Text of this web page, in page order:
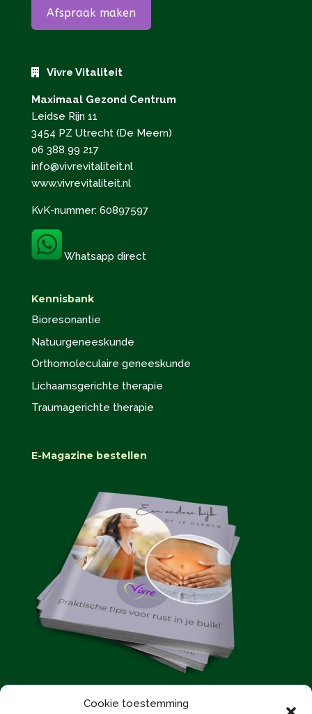
Cookie toestemming
Afspraak maken
Vivre Vitaliteit
Maximaal Gezond Centrum
Leidse Rijn 11
3454 PZ Utrecht (De Meern)
06 388 99 217
info@vivrevitaliteit.nl
www.vivrevitaliteit.nl
KvK-nummer: 60897597
Whatsapp direct
Kennisbank
Bioresonantie
Natuurgeneeskunde
Orthomoleculaire geneeskunde
Lichaamsgerichte therapie
Traumagerichte therapie
E-Magazine bestellen